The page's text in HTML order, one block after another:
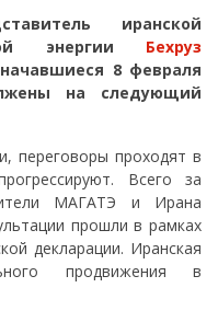
иранской
энергии Бехруз
8 февраля
на следующий
переговоры проходят в
Всего за
МАГАТЭ и Ирана
прошли в рамках
декларации. Иранская
продвижения в